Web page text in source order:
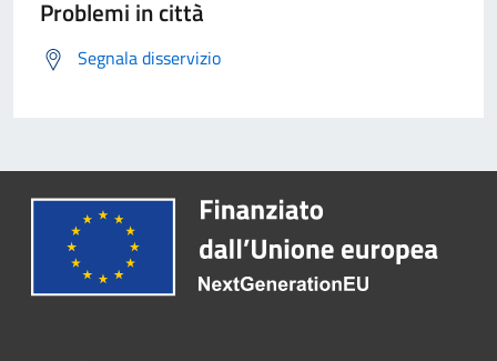
Problemi in città
Segnala disservizio